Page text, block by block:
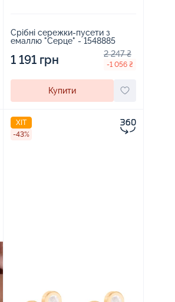
Срібні сережки-пусети з
емаллю "Серце" - 1548885
1 191 грн 2 247 ₴
-1 056 ₴
Купити
ХІТ
-43%